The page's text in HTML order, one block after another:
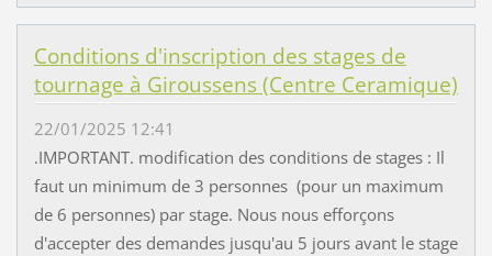
Conditions d'inscription des stages de
tournage à Giroussens (Centre Ceramique)
22/01/2025 12:41
.IMPORTANT. modification des conditions de stages : Il
faut un minimum de 3 personnes (pour un maximum
de 6 personnes) par stage. Nous nous efforçons
d'accepter des demandes jusqu'au 5 jours avant le stage